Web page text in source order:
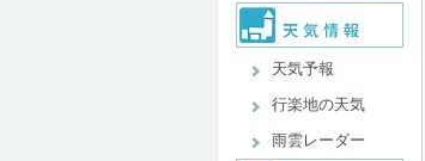
天気予報
行楽地の天気
雨雲レーダー